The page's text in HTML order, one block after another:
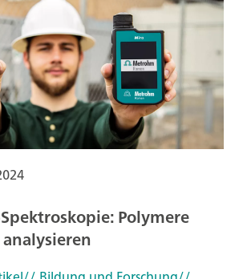
Polymere